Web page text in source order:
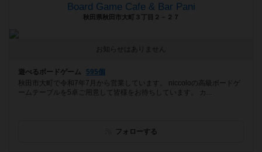
Board Game Cafe & Bar Pani
秋田県秋田市大町３丁目２－２７
お知らせはありません
遊べるボードゲーム
595個
秋田市大町で令和7年7月から営業しています。 niccoloの高級ボードゲ
ームテーブルを5卓ご用意して皆様をお待ちしています。 カ...
フォローする